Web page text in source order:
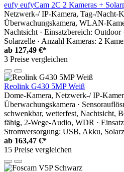
eufy eufyCam 2C 2 Kameras +
Netzwerk-/ IP-Kamera, Tag-/Nacht-
Überwachungskamera, WLAN-
Nachtsicht · Einsatzbereich:
Solarzelle · Anzahl Kameras: 2
ab 127,49 €*
3 Preise vergleichen
Reolink G430 5MP Weiß
Dome-Kamera, Netzwerk-/ IP-
Überwachungskamera ·
schwenkbar, wetterfest, Nachtsicht,
fähig, 2-Wege-Audio, WDR ·
Stromversorgung: USB, Akku,
ab 163,47 €*
15 Preise vergleichen